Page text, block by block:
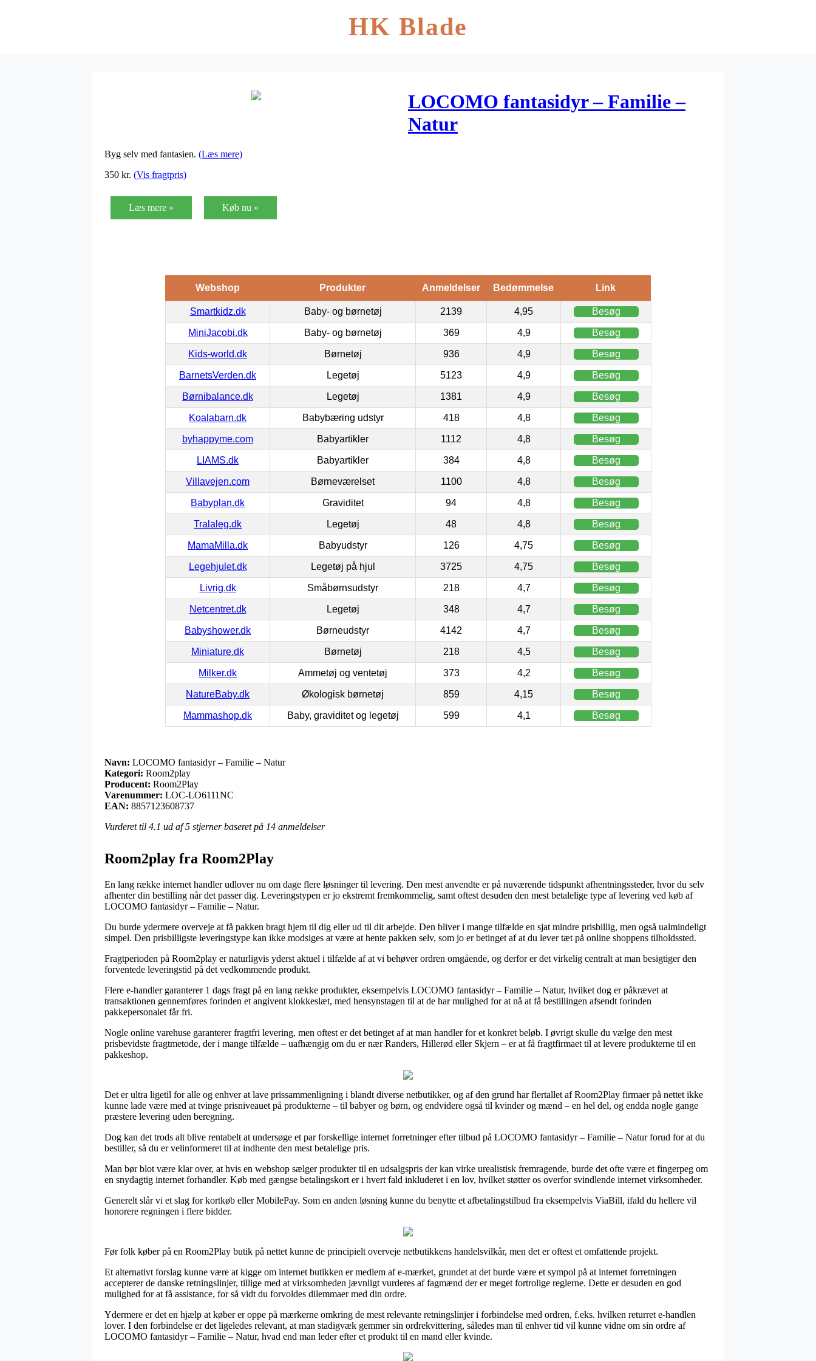
HK Blade
LOCOMO fantasidyr – Familie –
Natur
Byg selv med fantasien. (Læs mere)
350 kr. (Vis fragtpris)
Læs mere » Køb nu »
Webshop Produkter Anmeldelser Bedømmelse Link
Smartkidz.dk Baby- og børnetøj 2139 4,95 Besøg
MiniJacobi.dk Baby- og børnetøj 369 4,9 Besøg
Kids-world.dk Børnetøj 936 4,9 Besøg
BarnetsVerden.dk Legetøj 5123 4,9 Besøg
Børnibalance.dk Legetøj 1381 4,9 Besøg
Koalabarn.dk Babybæring udstyr 418 4,8 Besøg
byhappyme.com Babyartikler 1112 4,8 Besøg
LIAMS.dk Babyartikler 384 4,8 Besøg
Villavejen.com Børneværelset 1100 4,8 Besøg
Babyplan.dk Graviditet 94 4,8 Besøg
Tralaleg.dk Legetøj 48 4,8 Besøg
MamaMilla.dk Babyudstyr 126 4,75 Besøg
Legehjulet.dk Legetøj på hjul 3725 4,75 Besøg
Livrig.dk Småbørnsudstyr 218 4,7 Besøg
Netcentret.dk Legetøj 348 4,7 Besøg
Babyshower.dk Børneudstyr 4142 4,7 Besøg
Miniature.dk Børnetøj 218 4,5 Besøg
Milker.dk Ammetøj og ventetøj 373 4,2 Besøg
NatureBaby.dk Økologisk børnetøj 859 4,15 Besøg
Mammashop.dk Baby, graviditet og legetøj 599 4,1 Besøg
Navn: LOCOMO fantasidyr – Familie – Natur
Kategori: Room2play
Producent: Room2Play
Varenummer: LOC-LO6111NC
EAN: 8857123608737
Vurderet til 4.1 ud af 5 stjerner baseret på 14 anmeldelser
Room2play fra Room2Play
En lang række internet handler udlover nu om dage flere løsninger til levering. Den mest anvendte er på nuværende tidspunkt afhentningssteder, hvor du selv
afhenter din bestilling når det passer dig. Leveringstypen er jo ekstremt fremkommelig, samt oftest desuden den mest betalelige type af levering ved køb af
LOCOMO fantasidyr – Familie – Natur.
Du burde ydermere overveje at få pakken bragt hjem til dig eller ud til dit arbejde. Den bliver i mange tilfælde en sjat mindre prisbillig, men også ualmindeligt
simpel. Den prisbilligste leveringstype kan ikke modsiges at være at hente pakken selv, som jo er betinget af at du lever tæt på online shoppens tilholdssted.
Fragtperioden på Room2play er naturligvis yderst aktuel i tilfælde af at vi behøver ordren omgående, og derfor er det virkelig centralt at man besigtiger den
forventede leveringstid på det vedkommende produkt.
Flere e-handler garanterer 1 dags fragt på en lang række produkter, eksempelvis LOCOMO fantasidyr – Familie – Natur, hvilket dog er påkrævet at
transaktionen gennemføres forinden et angivent klokkeslæt, med hensynstagen til at de har mulighed for at nå at få bestillingen afsendt forinden
pakkepersonalet får fri.
Nogle online varehuse garanterer fragtfri levering, men oftest er det betinget af at man handler for et konkret beløb. I øvrigt skulle du vælge den mest
prisbevidste fragtmetode, der i mange tilfælde – uafhængig om du er nær Randers, Hillerød eller Skjern – er at få fragtfirmaet til at levere produkterne til en
pakkeshop.
Det er ultra ligetil for alle og enhver at lave prissammenligning i blandt diverse netbutikker, og af den grund har flertallet af Room2Play firmaer på nettet ikke
kunne lade være med at tvinge prisniveauet på produkterne – til babyer og børn, og endvidere også til kvinder og mænd – en hel del, og endda nogle gange
præstere levering uden beregning.
Dog kan det trods alt blive rentabelt at undersøge et par forskellige internet forretninger efter tilbud på LOCOMO fantasidyr – Familie – Natur forud for at du
bestiller, så du er velinformeret til at indhente den mest betalelige pris.
Man bør blot være klar over, at hvis en webshop sælger produkter til en udsalgspris der kan virke urealistisk fremragende, burde det ofte være et fingerpeg om
en snydagtig internet forhandler. Køb med gængse betalingskort er i hvert fald inkluderet i en lov, hvilket støtter os overfor svindlende internet virksomheder.
Generelt slår vi et slag for kortkøb eller MobilePay. Som en anden løsning kunne du benytte et afbetalingstilbud fra eksempelvis ViaBill, ifald du hellere vil
honorere regningen i flere bidder.
Før folk køber på en Room2Play butik på nettet kunne de principielt overveje netbutikkens handelsvilkår, men det er oftest et omfattende projekt.
Et alternativt forslag kunne være at kigge om internet butikken er medlem af e-mærket, grundet at det burde være et sympol på at internet forretningen
accepterer de danske retningslinjer, tillige med at virksomheden jævnligt vurderes af fagmænd der er meget fortrolige reglerne. Dette er desuden en god
mulighed for at få assistance, for så vidt du forvoldes dilemmaer med din ordre.
Ydermere er det en hjælp at køber er oppe på mærkerne omkring de mest relevante retningslinjer i forbindelse med ordren, f.eks. hvilken returret e-handlen
lover. I den forbindelse er det ligeledes relevant, at man stadigvæk gemmer sin ordrekvittering, således man til enhver tid vil kunne vidne om sin ordre af
LOCOMO fantasidyr – Familie – Natur, hvad end man leder efter et produkt til en mand eller kvinde.